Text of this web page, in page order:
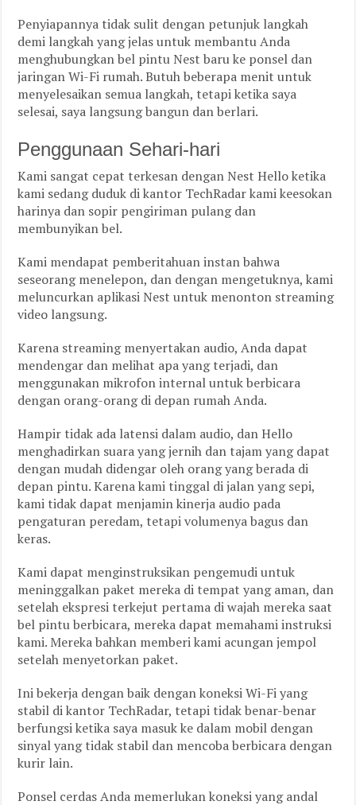
Penyiapannya tidak sulit dengan petunjuk langkah
demi langkah yang jelas untuk membantu Anda
menghubungkan bel pintu Nest baru ke ponsel dan
jaringan Wi-Fi rumah. Butuh beberapa menit untuk
menyelesaikan semua langkah, tetapi ketika saya
selesai, saya langsung bangun dan berlari.
Penggunaan Sehari-hari
Kami sangat cepat terkesan dengan Nest Hello ketika
kami sedang duduk di kantor TechRadar kami keesokan
harinya dan sopir pengiriman pulang dan
membunyikan bel.
Kami mendapat pemberitahuan instan bahwa
seseorang menelepon, dan dengan mengetuknya, kami
meluncurkan aplikasi Nest untuk menonton streaming
video langsung.
Karena streaming menyertakan audio, Anda dapat
mendengar dan melihat apa yang terjadi, dan
menggunakan mikrofon internal untuk berbicara
dengan orang-orang di depan rumah Anda.
Hampir tidak ada latensi dalam audio, dan Hello
menghadirkan suara yang jernih dan tajam yang dapat
dengan mudah didengar oleh orang yang berada di
depan pintu. Karena kami tinggal di jalan yang sepi,
kami tidak dapat menjamin kinerja audio pada
pengaturan peredam, tetapi volumenya bagus dan
keras.
Kami dapat menginstruksikan pengemudi untuk
meninggalkan paket mereka di tempat yang aman, dan
setelah ekspresi terkejut pertama di wajah mereka saat
bel pintu berbicara, mereka dapat memahami instruksi
kami. Mereka bahkan memberi kami acungan jempol
setelah menyetorkan paket.
Ini bekerja dengan baik dengan koneksi Wi-Fi yang
stabil di kantor TechRadar, tetapi tidak benar-benar
berfungsi ketika saya masuk ke dalam mobil dengan
sinyal yang tidak stabil dan mencoba berbicara dengan
kurir lain.
Ponsel cerdas Anda memerlukan koneksi yang andal